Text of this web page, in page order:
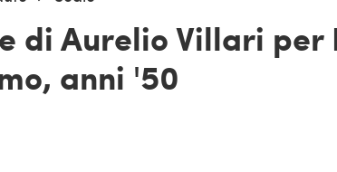
di Aurelio Villari per
anni '50